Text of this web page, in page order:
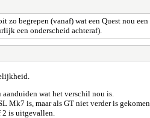
begrepen (vanaf) wat een Quest nou
een onderscheid achteraf).
wat het verschil nou is.
Mk7 is, maar als GT niet verder is
is uitgevallen.